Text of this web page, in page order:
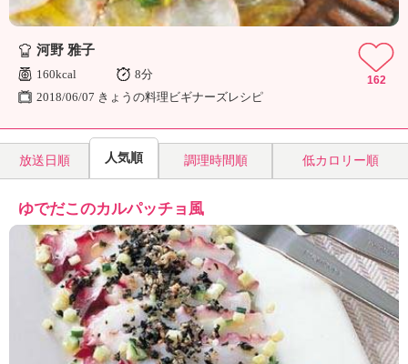
う
」
河野 雅子
160kcal
8分
2018/06/07 きょうの料理ビギナーズレシピ
162
放送日順 人気順 調理時間順 低カロリー順
ゆでだこのカルパッチョ風